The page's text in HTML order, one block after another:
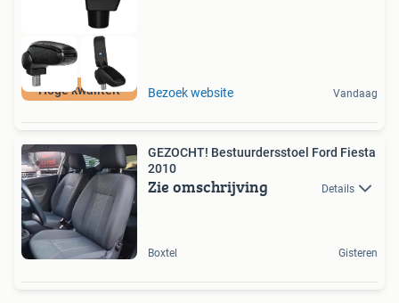
Hoge kwaliteit Bezoek website Vandaag
GEZOCHT! Bestuurdersstoel Ford Fiesta
2010
Zie omschrijving Details
Boxtel Gisteren